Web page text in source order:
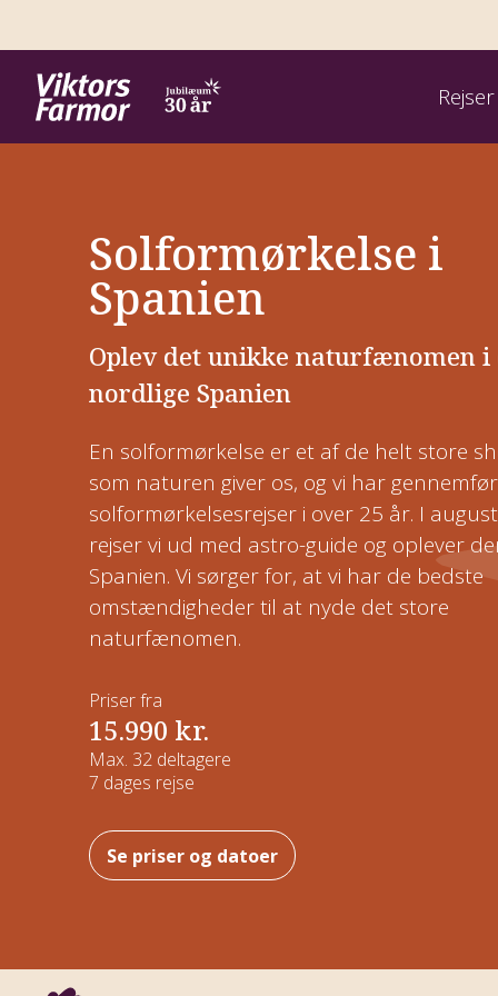
Rejser
Find rejse
Rejsekalender 2026
Rejsekalender 2027
Sommerferie
Efterårsrejser
Vinterrejser
Rejs fra Jylland
Tilslutningsfly
Afrika
Asien
Balkan
Europa
Kaukasus
Mellemamerika
Nordamerika
Oceanien
Sydamerika
Adventurerejser
Forlænget weekend
Fotorejser
Kombinationsrejser
Kulturrejser
Naturrejser
Rejser med god tid
Safarirejser
Fuglerejser
Kontakt
Rejseledere
Kontoret
Hvordan er en grupperejse?
CSR og bæredygtighed
Fordele
Forsikring
Job hos Viktors Farmor
Handelsbetingelser
Artikler om lande
Artikler om ansvarlighed
Artikler om vandring
Foredrag og events
Nyhedsbrev
Hoteller og overnatning
Rejsemagasin
Solformørkelse i
Spanien
Oplev det unikke naturfænomen i
nordlige Spanien
En solformørkelse er et af de helt store
som naturen giver os, og vi har
solformørkelsesrejser i over 25 år. I
rejser vi ud med astro-guide og oplever
Spanien. Vi sørger for, at vi har de bedste
omstændigheder til at nyde det store
naturfænomen.
Priser fra
15.990 kr.
Max. 32 deltagere
7 dages rejse
Se priser og datoer